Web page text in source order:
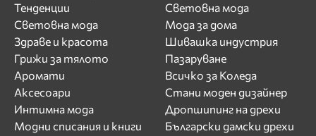
Тенденции
Световна мода
Здраве и красота
Грижи за тялото
Аромати
Аксесоари
Интимна мода
Модни списания и книги
Световна мода
Мода за дома
Шивашка индустрия
Пазаруване
Всичко за Коледа
Стани моден дизайнер
Дропшипинг на дрехи
Български дамски дрехи